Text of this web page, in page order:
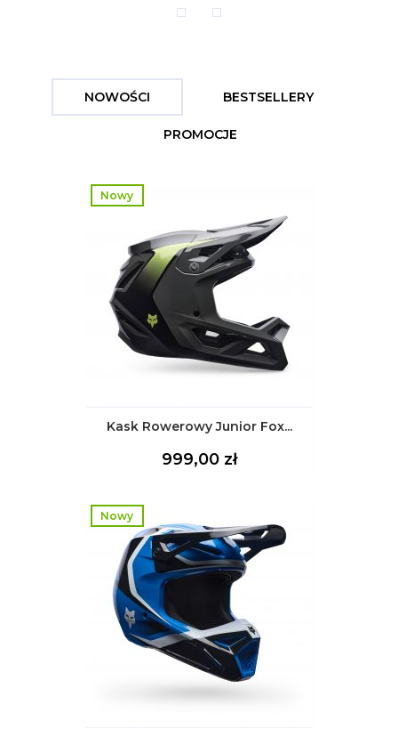
NOWOŚCI BESTSELLERY
PROMOCJE
Kask Rowerowy Junior Fox...
Cena
999,00 zł
Nowy
Nowy